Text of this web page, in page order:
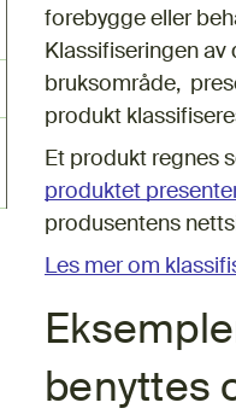
forebygge eller
Klassifiseringen
bruksområde,
produkt
Et produkt regnes
produktet
produsentens
Les mer om
benyttes